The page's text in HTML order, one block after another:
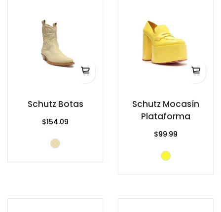
Schutz Botas
$154.09
Schutz Mocasín
Plataforma
$99.99